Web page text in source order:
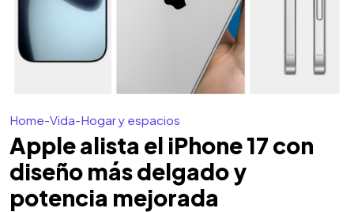
Home-Vida-Hogar y espacios
Apple alista el iPhone 17 con
diseño más delgado y
potencia mejorada